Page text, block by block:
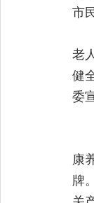
市
老
健
委
康
牌